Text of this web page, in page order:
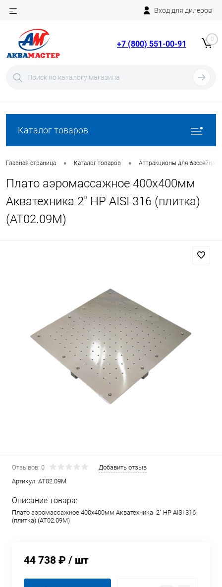
Вход для дилеров
+7 (800) 551-00-91 0
Каталог товаров
Главная страница • Каталог товаров • Аттракционы для бассейна
Плато аэромассажное 400х400мм
Акватехника 2" НР AISI 316 (плитка)
(AT02.09M)
Отзывов: 0
Добавить отзыв
Артикул: AT02.09M
Описание товара:
Плато аэромассажное 400х400мм Акватехника 2" НР AISI 316
(плитка) (AT02.09M)
44 738 ₽ / шт